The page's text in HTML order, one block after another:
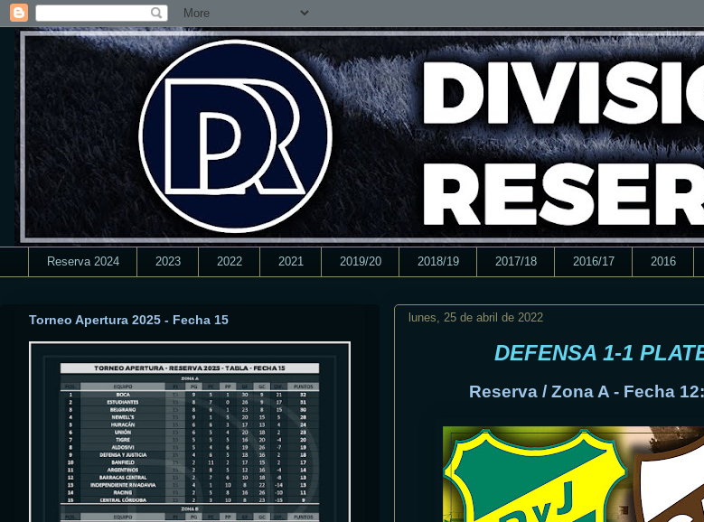
Reserva 2024 2023 2022 2021 2019/20 2018/19 2017/18 2016/17 2016
lunes, 25 de abril de 2022
DEFENSA 1-1
Reserva / Zona A - Fecha
Torneo Apertura 2025 - Fecha 15